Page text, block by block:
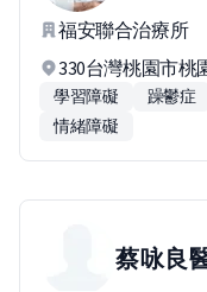
福安聯合治療所
330台灣桃園市桃
學習障礙 躁鬱症
情緒障礙
蔡咏良